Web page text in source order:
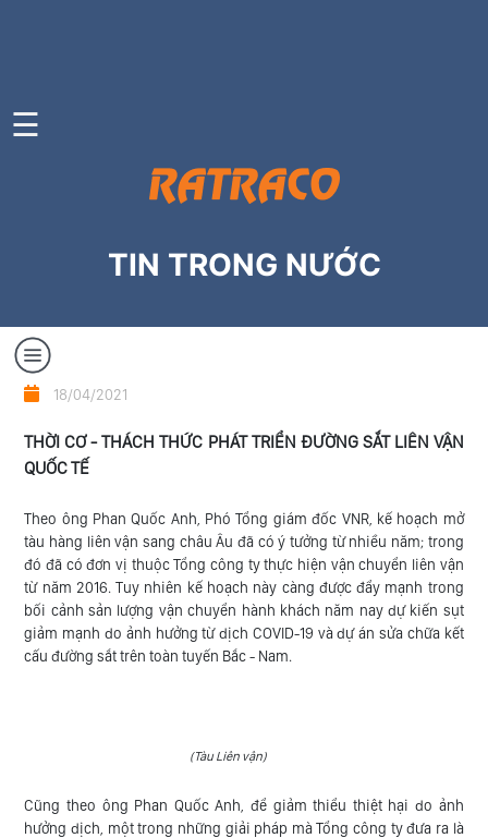
☰
TY
THÀNH
VIÊN
TIN
TỨC
NHÀ
ĐẦU
TƯ
TRA
CỨU
TIN TRONG NƯỚC
Tin
nước
quốc
tế
Quy
định
vận
18/04/2021
THỜI CƠ - THÁCH THỨC PHÁT TRIỂN ĐƯỜNG SẮT LIÊN VẬN
QUỐC TẾ
Theo ông Phan Quốc Anh, Phó Tổng giám đốc VNR, kế hoạch mở
tàu hàng liên vận sang châu Âu đã có ý tưởng từ nhiều năm; trong
đó đã có đơn vị thuộc Tổng công ty thực hiện vận chuyển liên vận
từ năm 2016. Tuy nhiên kế hoạch này càng được đẩy mạnh trong
bối cảnh sản lượng vận chuyển hành khách năm nay dự kiến sụt
giảm mạnh do ảnh hưởng từ dịch COVID-19 và dự án sửa chữa kết
cấu đường sắt trên toàn tuyến Bắc - Nam.
(Tàu Liên vận)
Cũng theo ông Phan Quốc Anh, để giảm thiểu thiệt hại do ảnh
hưởng dịch, một trong những giải pháp mà Tổng công ty đưa ra là